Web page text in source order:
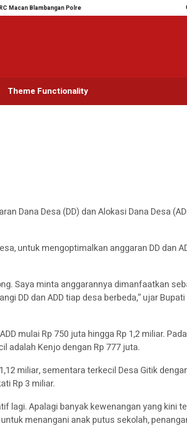
Polresta Banyuwangi Ungkap Penggelapan Uang
Theme Functionality
Dana Desa (DD) dan Alokasi Dana Desa
untuk mengoptimalkan anggaran DD dan
Saya minta anggarannya dimanfaatkan
DD dan ADD tiap desa berbeda,” ujar
mulai Rp 750 juta hingga Rp 1,2 miliar.
adalah Kenjo dengan Rp 777 juta.
miliar, sementara terkecil Desa Gitik
Rp 3 miliar.
lagi. Apalagi banyak kewenangan yang kini
menangani anak putus sekolah,